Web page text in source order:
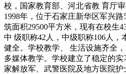
校，国家教育部、河北省教 育厅
1998年，位于石家庄新华区军兴
筑面积29500平方米，现有在校生
中 级职称42人，中级职称106人，
健全。学校教学、 生活设施齐全
多媒体教学。学校建立了稳定的
家解放军、武警医院及地方医院